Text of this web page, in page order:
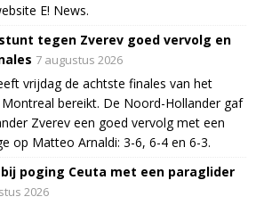
E! News.
tegen Zverev goed vervolg en
7 augustus 2026
vrijdag de achtste finales van het
bereikt. De Noord-Hollander gaf
Zverev een goed vervolg met een
op Matteo Arnaldi: 3-6, 6-4 en 6-3.
poging Ceuta met een paraglider
2026